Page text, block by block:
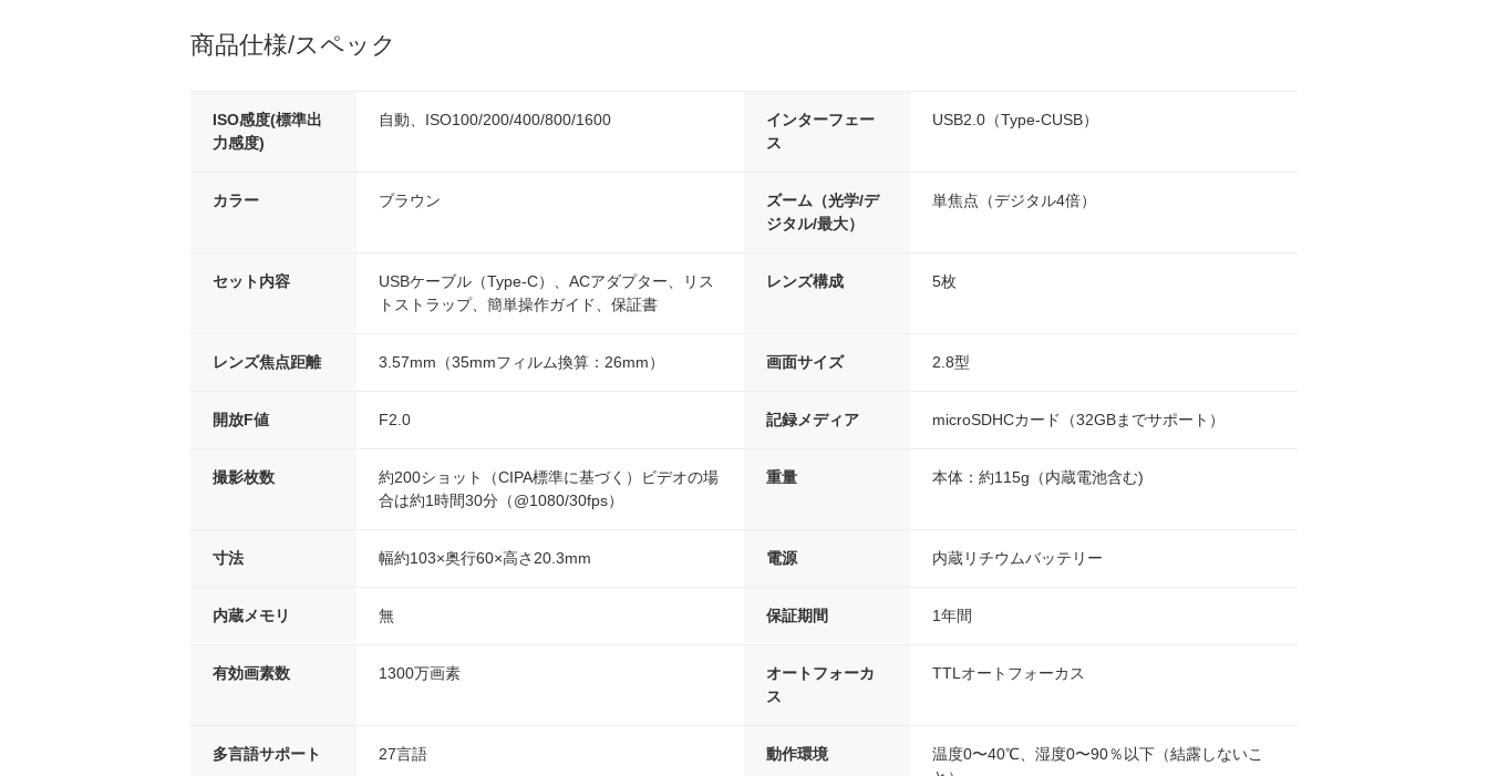
商品仕様/スペック
ISO感度(標準出
力感度)
自動、ISO100/200/400/800/1600
インターフェー
ス
USB2.0（Type-CUSB）
カラー ブラウン
ズーム（光学/デ
ジタル/最大）
単焦点（デジタル4倍）
セット内容
USBケーブル（Type-C）、ACアダプター、リス
トストラップ、簡単操作ガイド、保証書
レンズ構成 5枚
レンズ焦点距離 3.57mm（35mmフィルム換算：26mm） 画面サイズ 2.8型
開放F値 F2.0 記録メディア microSDHCカード（32GBまでサポート）
撮影枚数
約200ショット（CIPA標準に基づく）ビデオの場
合は約1時間30分（@1080/30fps）
重量 本体：約115g（内蔵電池含む)
寸法 幅約103×奥行60×高さ20.3mm 電源 内蔵リチウムバッテリー
内蔵メモリ 無 保証期間 1年間
有効画素数 1300万画素
オートフォーカ
ス
TTLオートフォーカス
多言語サポート 27言語 動作環境
温度0〜40℃、湿度0〜90％以下（結露しないこ